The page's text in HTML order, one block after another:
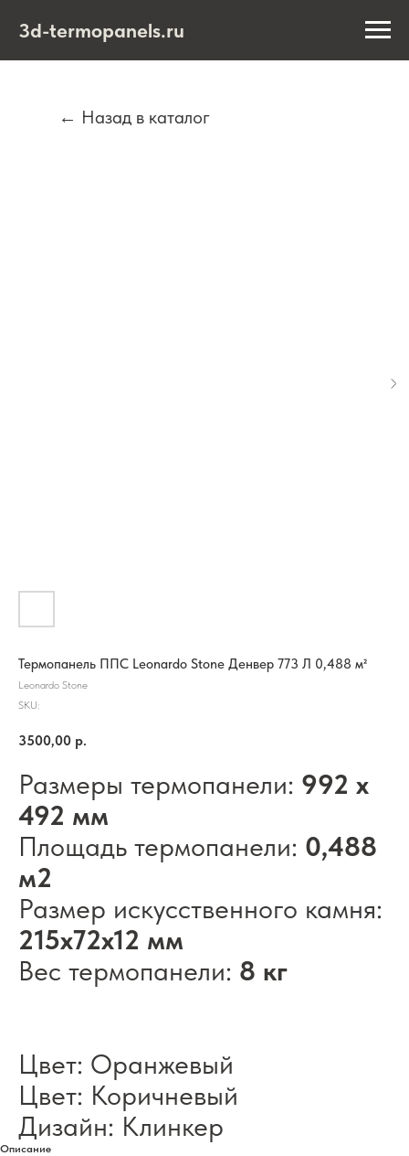
3d-termopanels.ru
← Назад в каталог
Термопанель ППС Leonardo Stone Денвер 773 Л 0,488 м²
Leonardo Stone
SKU:
3500,00 р.
Размеры термопанели: 992 х
492 мм
Площадь термопанели: 0,488
м2
Размер искусственного камня:
215х72х12 мм
Вес термопанели: 8 кг
Цвет: Оранжевый
Цвет: Коричневый
Дизайн: Клинкер
Описание